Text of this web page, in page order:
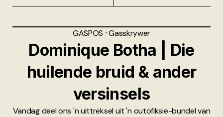
GASPOS ⸱Gasskrywer
Dominique Botha | Die
huilende bruid & ander
versinsels
Vandag deel ons 'n uittreksel uit 'n outofiksie-bundel van